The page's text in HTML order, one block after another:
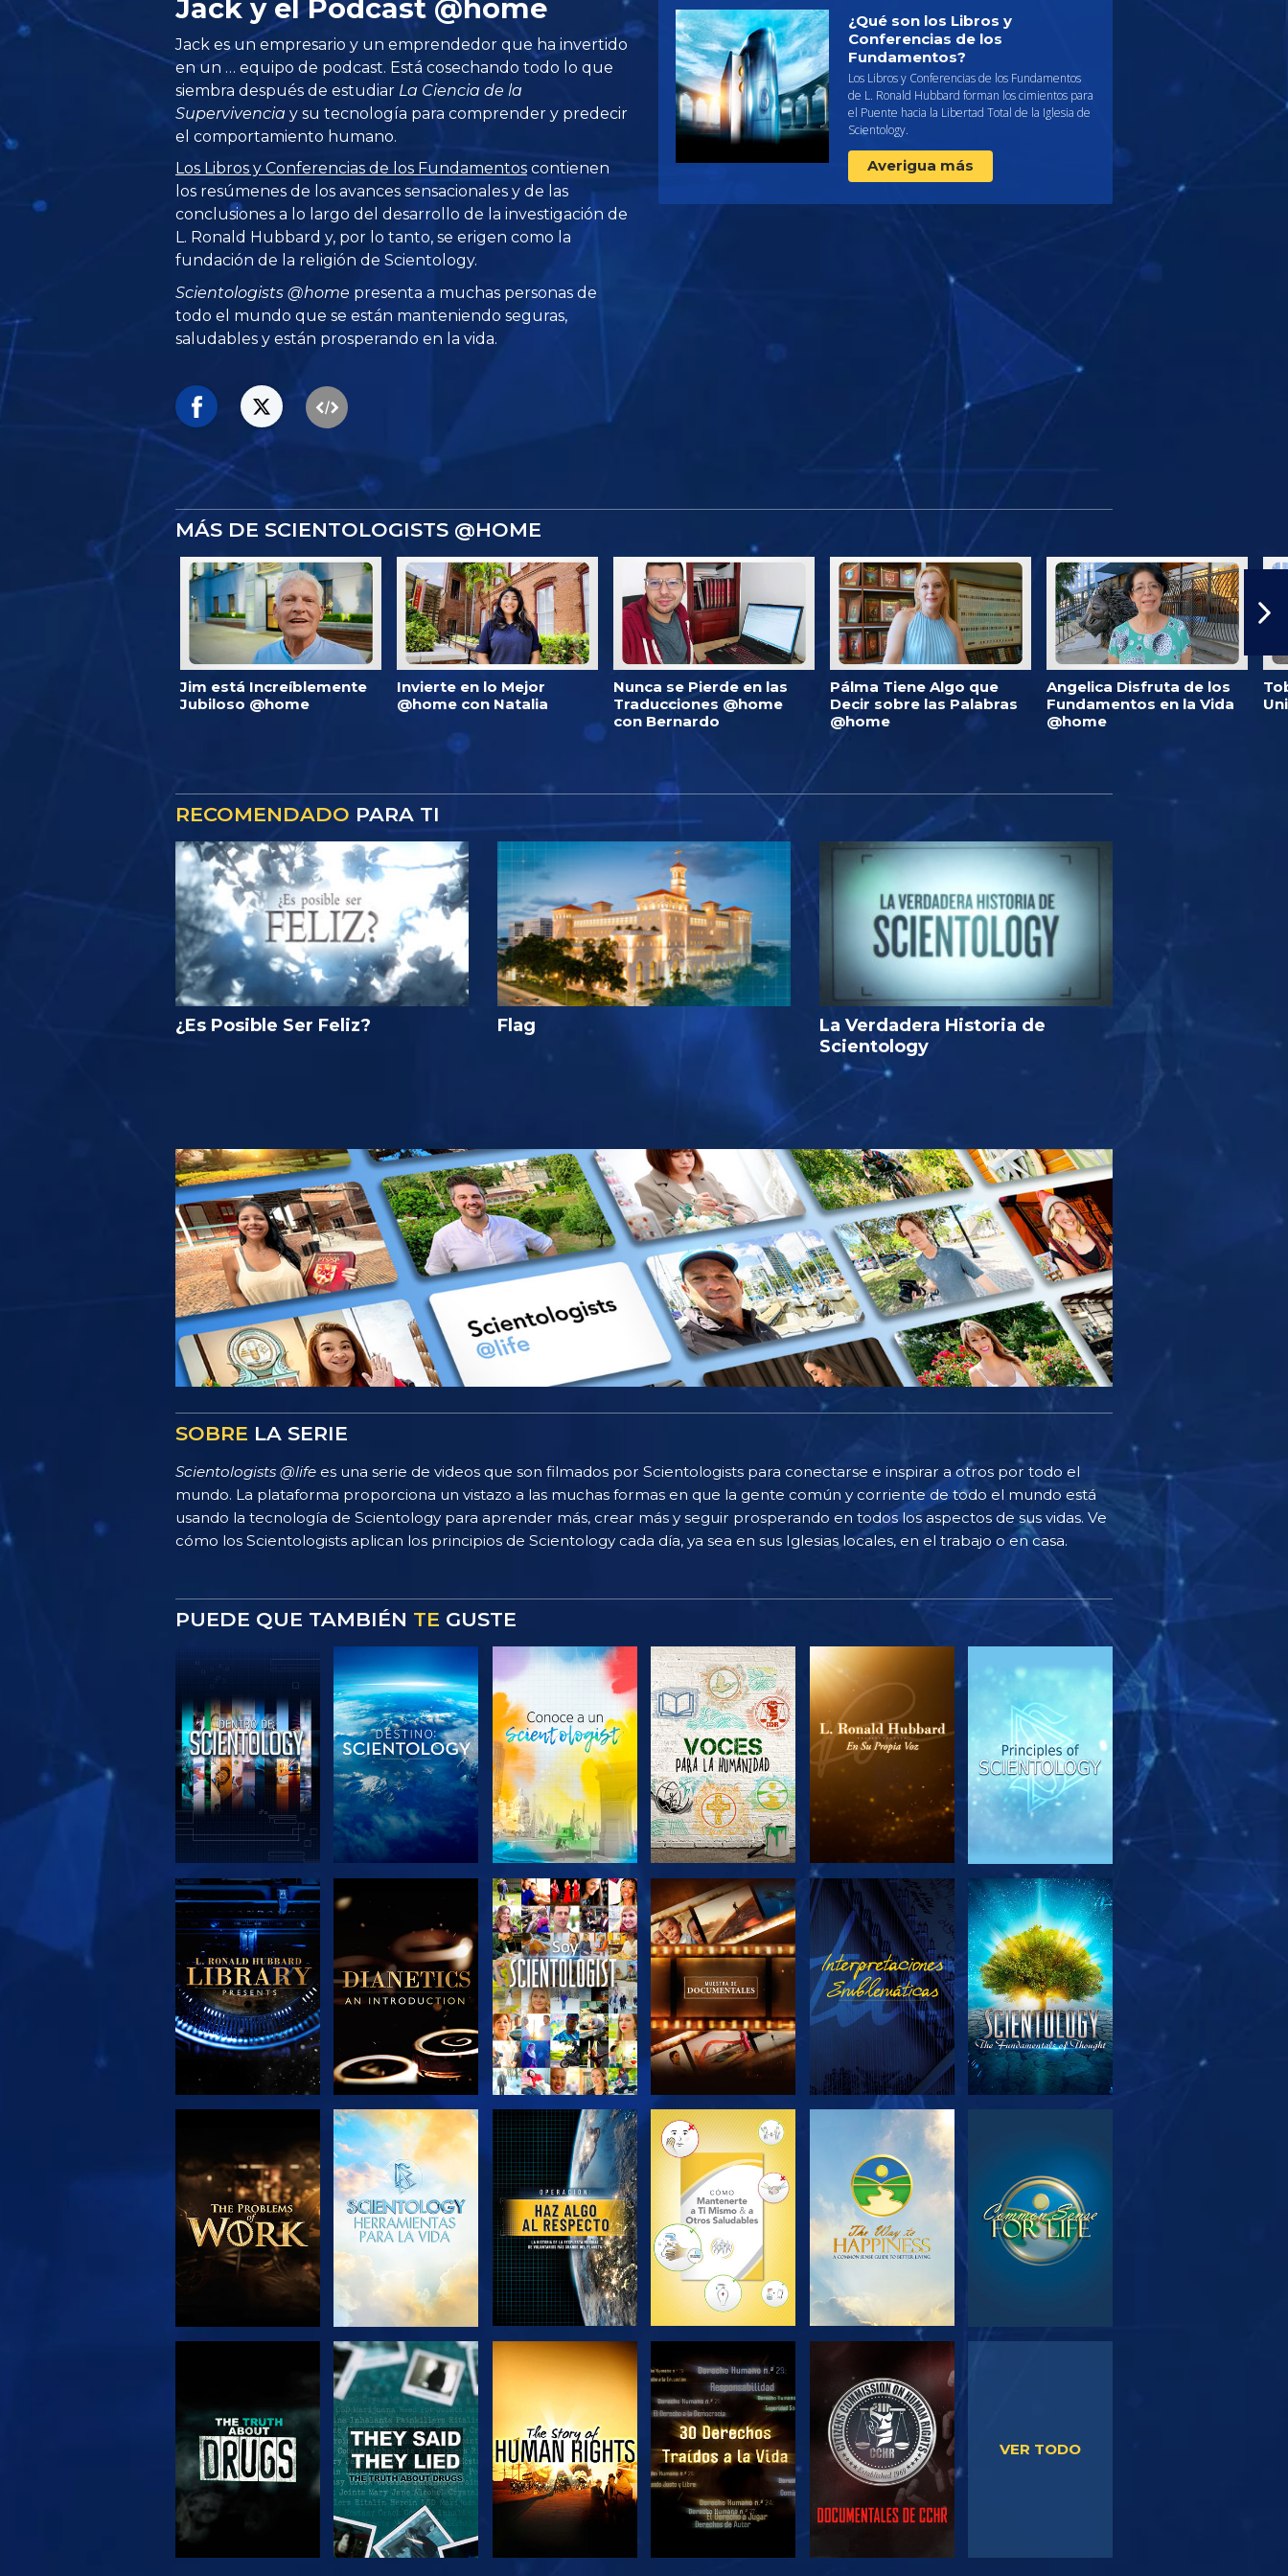
Jack y el Podcast @home
Jack es un empresario y un emprendedor que ha invertido
en un … equipo de podcast. Está cosechando todo lo que
siembra después de estudiar La Ciencia de la
Supervivencia y su tecnología para comprender y predecir
el comportamiento humano.
Los Libros y Conferencias de los Fundamentos contienen
los resúmenes de los avances sensacionales y de las
conclusiones a lo largo del desarrollo de la investigación de
L. Ronald Hubbard y, por lo tanto, se erigen como la
fundación de la religión de Scientology.
Scientologists @home presenta a muchas personas de
todo el mundo que se están manteniendo seguras,
saludables y están prosperando en la vida.
¿Qué son los Libros y
Conferencias de los
Fundamentos?
Los Libros y Conferencias de los Fundamentos
de L. Ronald Hubbard forman los cimientos para
el Puente hacia la Libertad Total de la Iglesia de
Scientology.
Averigua más
MÁS DE SCIENTOLOGISTS @HOME
Jim está Increíblemente
Jubiloso @home
Invierte en lo Mejor
@home con Natalia
Nunca se Pierde en las
Traducciones @home
con Bernardo
Pálma Tiene Algo que
Decir sobre las Palabras
@home
Angelica Disfruta de los
Fundamentos en la Vida
@home
RECOMENDADO PARA TI
¿Es Posible Ser Feliz? Flag
La Verdadera Historia de
Scientology
SOBRE LA SERIE
Scientologists @life es una serie de videos que son filmados por Scientologists para conectarse e inspirar a otros por todo el
mundo. La plataforma proporciona un vistazo a las muchas formas en que la gente común y corriente de todo el mundo está
usando la tecnología de Scientology para aprender más, crear más y seguir prosperando en todos los aspectos de sus vidas. Ve
cómo los Scientologists aplican los principios de Scientology cada día, ya sea en sus Iglesias locales, en el trabajo o en casa.
PUEDE QUE TAMBIÉN TE GUSTE
EXPLORA LAS
SERIES
EXPLORA LAS
SERIES
EXPLORA LAS
SERIES
EXPLORA LAS
SERIES
EXPLORA LAS
SERIES
VE
EXPLORA LAS
SERIES
VE
EXPLORA LAS
SERIES
EXPLORA LAS
SERIES
EXPLORA LAS
SERIES
VE VE VE
VER TODO